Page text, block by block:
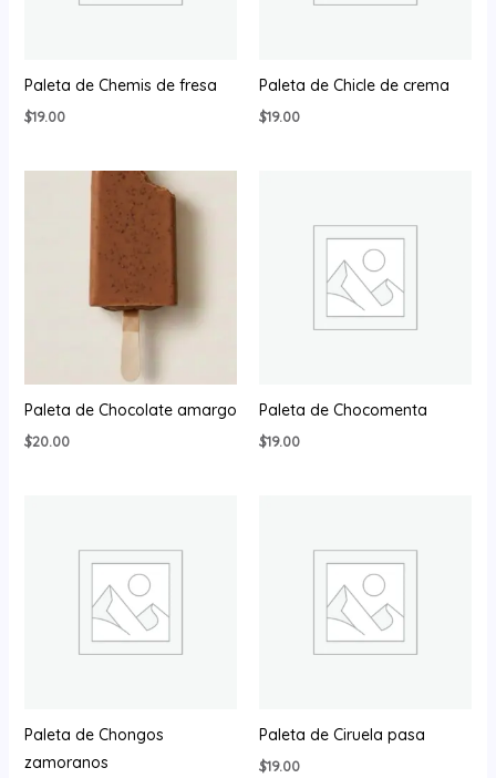
Paleta de Chemis de fresa
$19.00
Paleta de Chicle de crema
$19.00
Paleta de Chocolate amargo
$20.00
Paleta de Chocomenta
$19.00
Paleta de Chongos
zamoranos
Paleta de Ciruela pasa
$19.00